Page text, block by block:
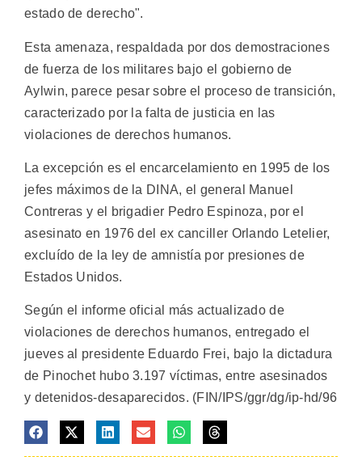
estado de derecho".
Esta amenaza, respaldada por dos demostraciones
de fuerza de los militares bajo el gobierno de
Aylwin, parece pesar sobre el proceso de transición,
caracterizado por la falta de justicia en las
violaciones de derechos humanos.
La excepción es el encarcelamiento en 1995 de los
jefes máximos de la DINA, el general Manuel
Contreras y el brigadier Pedro Espinoza, por el
asesinato en 1976 del ex canciller Orlando Letelier,
excluído de la ley de amnistía por presiones de
Estados Unidos.
Según el informe oficial más actualizado de
violaciones de derechos humanos, entregado el
jueves al presidente Eduardo Frei, bajo la dictadura
de Pinochet hubo 3.197 víctimas, entre asesinados
y detenidos-desaparecidos. (FIN/IPS/ggr/dg/ip-hd/96